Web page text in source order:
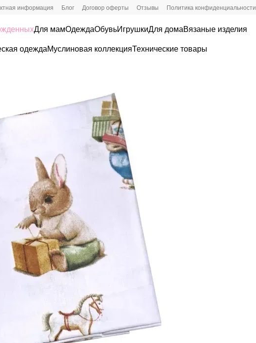
информация Блог Договор оферты Отзывы Политика конфиденциальности
Для мамОдеждаОбувьИгрушкиДля домаВязаные изделия
одеждаМуслиновая коллекцияТехнические товары